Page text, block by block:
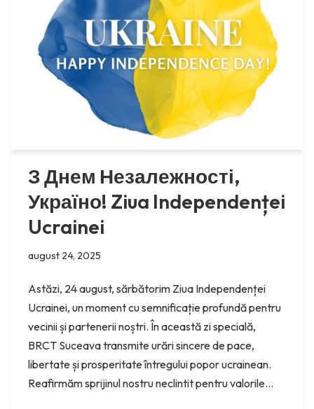
З Днем Незалежності,
Україно! Ziua Independenței
Ucrainei
august 24, 2025
Astăzi, 24 august, sărbătorim Ziua Independenței
Ucrainei, un moment cu semnificație profundă pentru
vecinii și partenerii noștri. În această zi specială,
BRCT Suceava transmite urări sincere de pace,
libertate și prosperitate întregului popor ucrainean.
Reafirmăm sprijinul nostru neclintit pentru valorile…